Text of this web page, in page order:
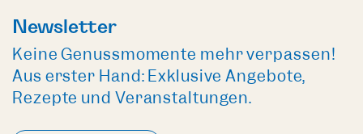
Newsletter
Keine Genussmomente mehr verpassen!
Aus erster Hand: Exklusive Angebote,
Rezepte und Veranstaltungen.